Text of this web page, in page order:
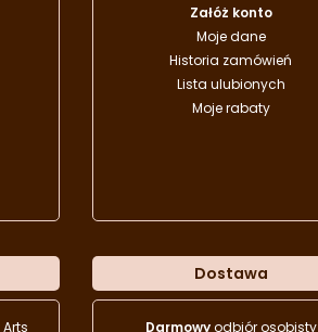
Załóż konto
Moje dane
Historia zamówień
Lista ulubionych
Moje rabaty
Dostawa
Darmowyodbiór osobisty